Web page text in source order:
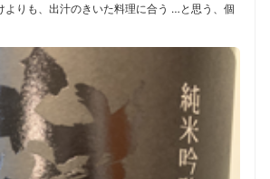
よりも、出汁のきいた料理に合う …と思う、個